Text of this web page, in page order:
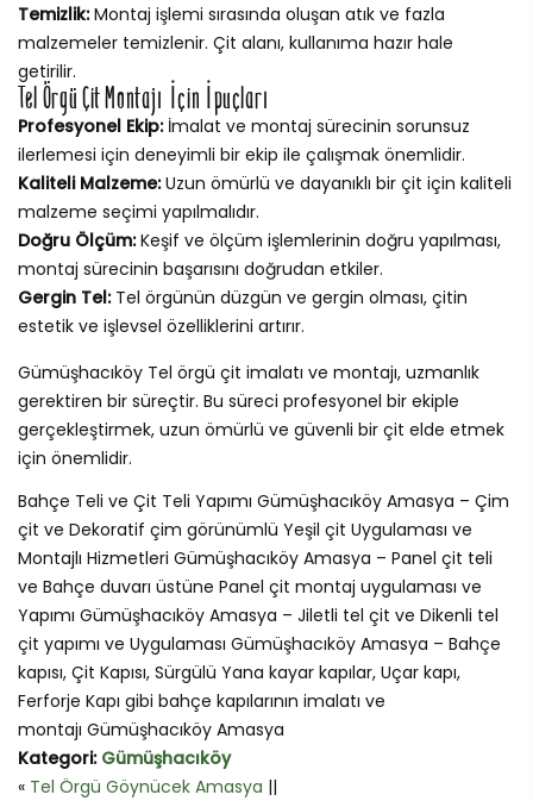
Temizlik:Montaj işlemi sırasında oluşan atık ve fazla
malzemeler temizlenir. Çit alanı, kullanıma hazır hale
getirilir.
Tel Örgü Çit Montajı İçin İpuçları
Profesyonel Ekip:İmalat ve montaj sürecinin sorunsuz
ilerlemesi için deneyimli bir ekip ile çalışmak önemlidir.
Kaliteli Malzeme:Uzun ömürlü ve dayanıklı bir çit için kaliteli
malzeme seçimi yapılmalıdır.
Doğru Ölçüm:Keşif ve ölçüm işlemlerinin doğru yapılması,
montaj sürecinin başarısını doğrudan etkiler.
Gergin Tel:Tel örgünün düzgün ve gergin olması, çitin
estetik ve işlevsel özelliklerini artırır.
Gümüşhacıköy Tel örgü çit imalatı ve montajı, uzmanlık
gerektiren bir süreçtir. Bu süreci profesyonel bir ekiple
gerçekleştirmek, uzun ömürlü ve güvenli bir çit elde etmek
için önemlidir.
Bahçe Teli ve Çit Teli Yapımı Gümüşhacıköy Amasya – Çim
çit ve Dekoratif çim görünümlü Yeşil çit Uygulaması ve
Montajlı Hizmetleri Gümüşhacıköy Amasya – Panel çit teli
ve Bahçe duvarı üstüne Panel çit montaj uygulaması ve
Yapımı Gümüşhacıköy Amasya – Jiletli tel çit ve Dikenli tel
çit yapımı ve Uygulaması Gümüşhacıköy Amasya – Bahçe
kapısı, Çit Kapısı, Sürgülü Yana kayar kapılar, Uçar kapı,
Ferforje Kapı gibi bahçe kapılarının imalatı ve
montajı Gümüşhacıköy Amasya
Kategori: Gümüşhacıköy
« Tel Örgü Göynücek Amasya ||